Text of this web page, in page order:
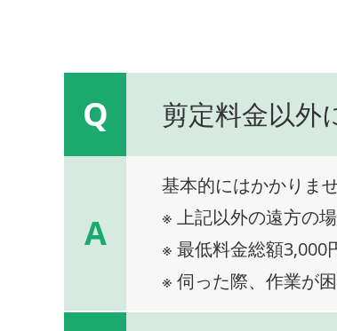
Q 剪定料金以外
A
基本的にはかかりま
※ 上記以外の遠方の
※ 最低料金総額3,000
※ 伺った際、作業が